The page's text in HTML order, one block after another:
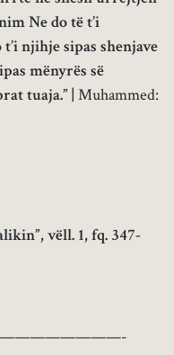
Ne do të t’i
njihje sipas shenjave
mënyrës së
tuaja.” | Muhammed:
vëll. 1, fq. 347-